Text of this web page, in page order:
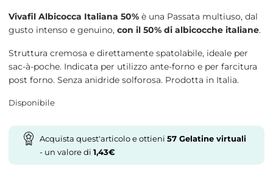
Vivafil Albicocca Italiana 50%è una Passata multiuso, dal
gusto intenso e genuino, con il 50% di albicocche italiane.
Struttura cremosa e direttamente spatolabile, ideale per
sac-à-poche. Indicata per utilizzo ante-forno e per farcitura
post forno. Senza anidride solforosa. Prodotta in Italia.
Disponibile
Acquista quest'articolo e ottieni 57Gelatine virtuali
- un valore di 1,43€